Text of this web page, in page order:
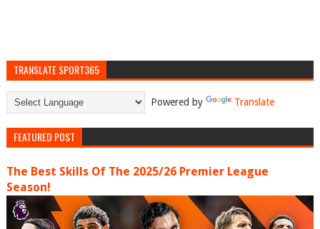
TRANSLATE SPORT365
Powered by Translate
FEATURED POST
The Best Skills Of The 2025/26 Premier League
Season!